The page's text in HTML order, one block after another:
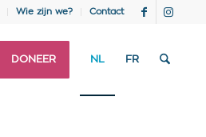
Wie zijn we? Contact
DONEER NL FR